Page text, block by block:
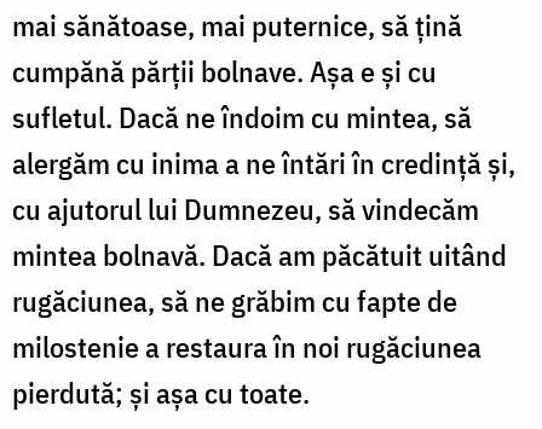
mai sănătoase, mai puternice, să ţină
cum­pănă părţii bolnave. Aşa e şi cu
sufletul. Dacă ne îndoim cu min­tea, să
alergăm cu inima a ne întări în credinţă şi,
cu ajutorul lui Dumnezeu, să vindecăm
mintea bolnavă. Dacă am păcătuit uitând
rugăciunea, să ne grăbim cu fapte de
milostenie a restaura în noi rugăciunea
pierdută; şi aşa cu toate.